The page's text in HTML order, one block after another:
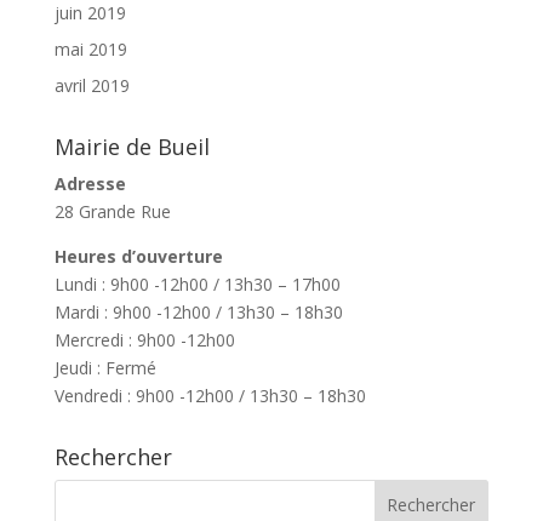
juin 2019
mai 2019
avril 2019
Mairie de Bueil
Adresse
28 Grande Rue
Heures d’ouverture
Lundi : 9h00 -12h00 / 13h30 – 17h00
Mardi : 9h00 -12h00 / 13h30 – 18h30
Mercredi : 9h00 -12h00
Jeudi : Fermé
Vendredi : 9h00 -12h00 / 13h30 – 18h30
Rechercher